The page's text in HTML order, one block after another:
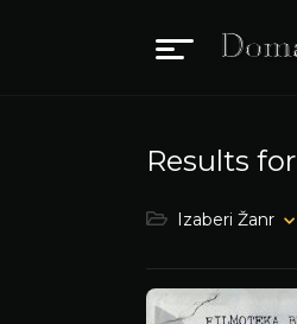
Results for
Izaberi Žanr